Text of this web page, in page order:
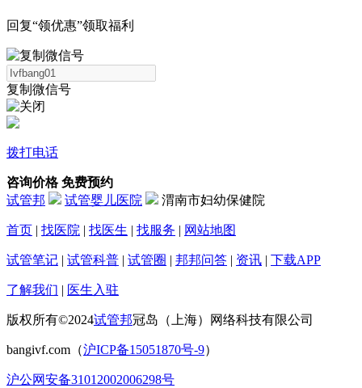
回复“领优惠”领取福利
复制微信号
拨打电话
咨询价格 免费预约
试管邦
试管婴儿医院 渭南市妇幼保健院
首页 | 找医院 | 找医生 | 找服务 | 网站地图
试管笔记 | 试管科普 | 试管圈 | 邦邦问答 | 资讯 | 下载APP
了解我们 | 医生入驻
版权所有©2024试管邦冠岛（上海）网络科技有限公司
bangivf.com（沪ICP备15051870号-9）
沪公网安备31012002006298号